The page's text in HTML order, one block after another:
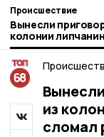
Происшествие
Вынесли
колонии
руку
из
сломал